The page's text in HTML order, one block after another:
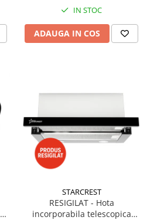
IN STOC
ADAUGA IN COS
STARCREST
RESIGILAT - Hota
incorporabila telescopica